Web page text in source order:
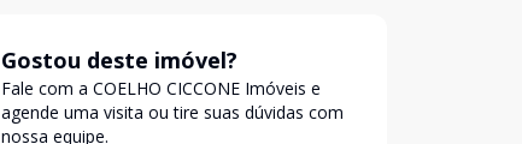
Gostou deste imóvel?
Fale com a COELHO CICCONE Imóveis e
agende uma visita ou tire suas dúvidas com
nossa equipe.